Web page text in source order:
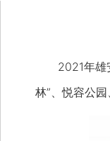
2021年雄安
林”、悦容公